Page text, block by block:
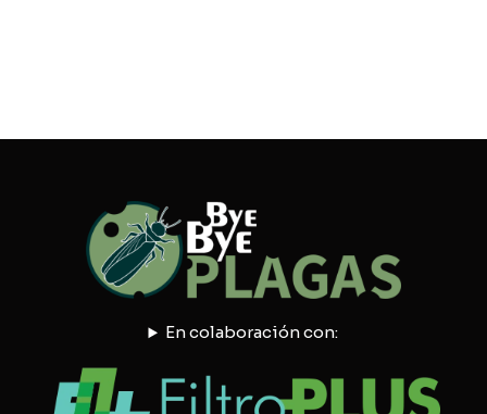
En colaboración con: